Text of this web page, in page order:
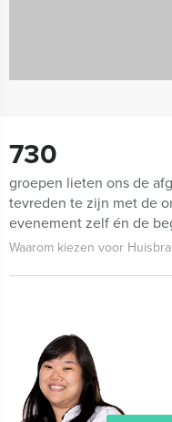
730
groepen lieten ons de
tevreden te zijn met de
evenement zelf én de
Waarom kiezen voor